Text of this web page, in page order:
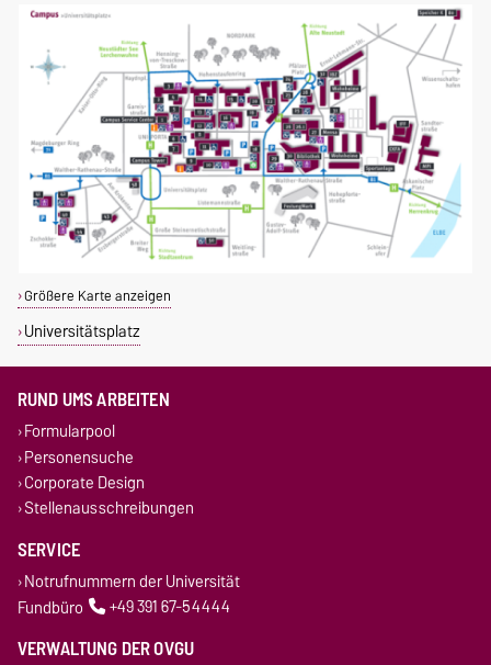
Größere Karte anzeigen
Universitätsplatz
RUND UMS ARBEITEN
Formularpool
Personensuche
Corporate Design
Stellenausschreibungen
SERVICE
Notrufnummern der Universität
Fundbüro
+49 391 67-54444
VERWALTUNG DER OVGU